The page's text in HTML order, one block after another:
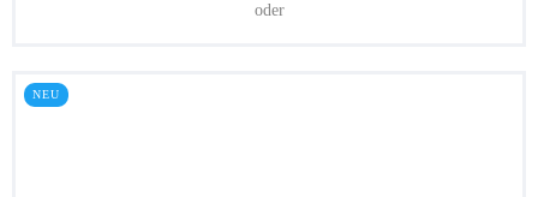
oder
NEU